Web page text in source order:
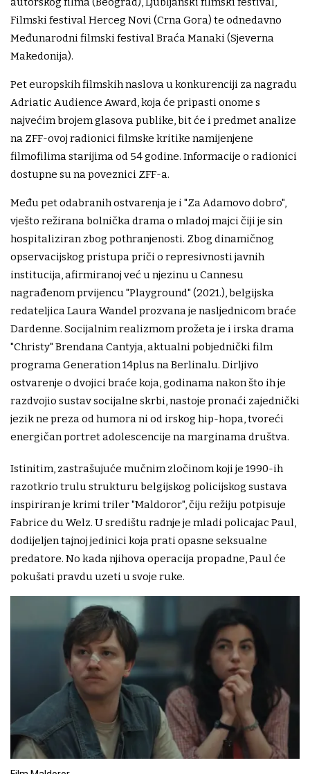
Filmski festival Herceg Novi (Crna Gora) te odnedavno
Međunarodni filmski festival Braća Manaki (Sjeverna
Makedonija).
Pet europskih filmskih naslova u konkurenciji za nagradu
Adriatic Audience Award, koja će pripasti onome s
najvećim brojem glasova publike, bit će i predmet analize
na ZFF-ovoj radionici filmske kritike namijenjene
filmofilima starijima od 54 godine. Informacije o radionici
dostupne su na poveznici ZFF-a.
Među pet odabranih ostvarenja je i "Za Adamovo dobro",
vješto režirana bolnička drama o mladoj majci čiji je sin
hospitaliziran zbog pothranjenosti. Zbog dinamičnog
opservacijskog pristupa priči o represivnosti javnih
institucija, afirmiranoj već u njezinu u Cannesu
nagrađenom prvijencu "Playground" (2021.), belgijska
redateljica Laura Wandel prozvana je nasljednicom braće
Dardenne. Socijalnim realizmom prožeta je i irska drama
"Christy" Brendana Cantyja, aktualni pobjednički film
programa Generation 14plus na Berlinalu. Dirljivo
ostvarenje o dvojici braće koja, godinama nakon što ih je
razdvojio sustav socijalne skrbi, nastoje pronaći zajednički
jezik ne preza od humora ni od irskog hip-hopa, tvoreći
energičan portret adolescencije na marginama društva.
Istinitim, zastrašujuće mučnim zločinom koji je 1990-ih
razotkrio trulu strukturu belgijskog policijskog sustava
inspiriran je krimi triler "Maldoror", čiju režiju potpisuje
Fabrice du Welz. U središtu radnje je mladi policajac Paul,
dodijeljen tajnoj jedinici koja prati opasne seksualne
predatore. No kada njihova operacija propadne, Paul će
pokušati pravdu uzeti u svoje ruke.